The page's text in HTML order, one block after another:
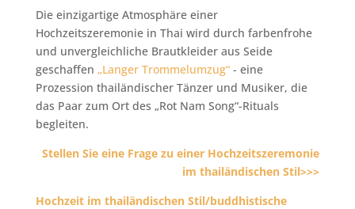
Die einzigartige Atmosphäre einer
Hochzeitszeremonie in Thai wird durch farbenfrohe
und unvergleichliche Brautkleider aus Seide
geschaffen „Langer Trommelumzug“ - eine
Prozession thailändischer Tänzer und Musiker, die
das Paar zum Ort des „Rot Nam Song“-Rituals
begleiten.
Stellen Sie eine Frage zu einer Hochzeitszeremonie
im thailändischen Stil>>>
Hochzeit im thailändischen Stil/buddhistische